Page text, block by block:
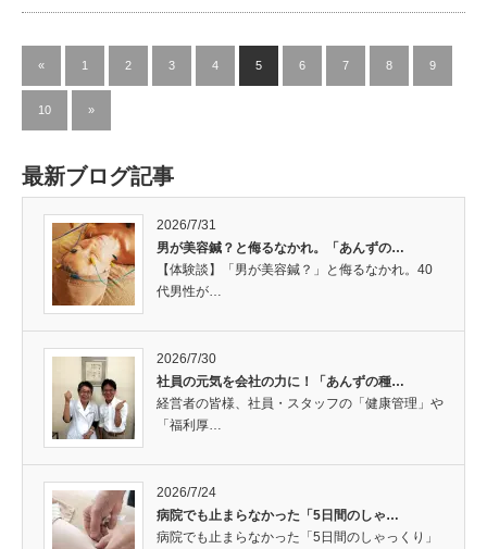
« 1 2 3 4 5 6 7 8 9
10 »
最新ブログ記事
2026/7/31
男が美容鍼？と侮るなかれ。「あんずの…
【体験談】「男が美容鍼？」と侮るなかれ。40
代男性が…
2026/7/30
社員の元気を会社の力に！「あんずの種…
経営者の皆様、社員・スタッフの「健康管理」や
「福利厚…
2026/7/24
病院でも止まらなかった「5日間のしゃ…
病院でも止まらなかった「5日間のしゃっくり」